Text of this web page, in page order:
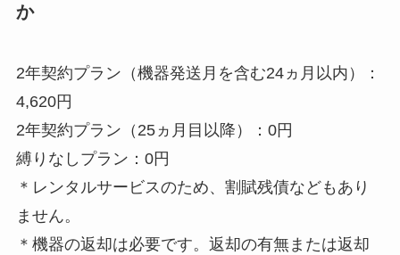
か
2年契約プラン（機器発送月を含む24ヵ月以内）：
4,620円
2年契約プラン（25ヵ月目以降）：0円
縛りなしプラン：0円
＊レンタルサービスのため、割賦残債などもあり
ません。
＊機器の返却は必要です。返却の有無または返却